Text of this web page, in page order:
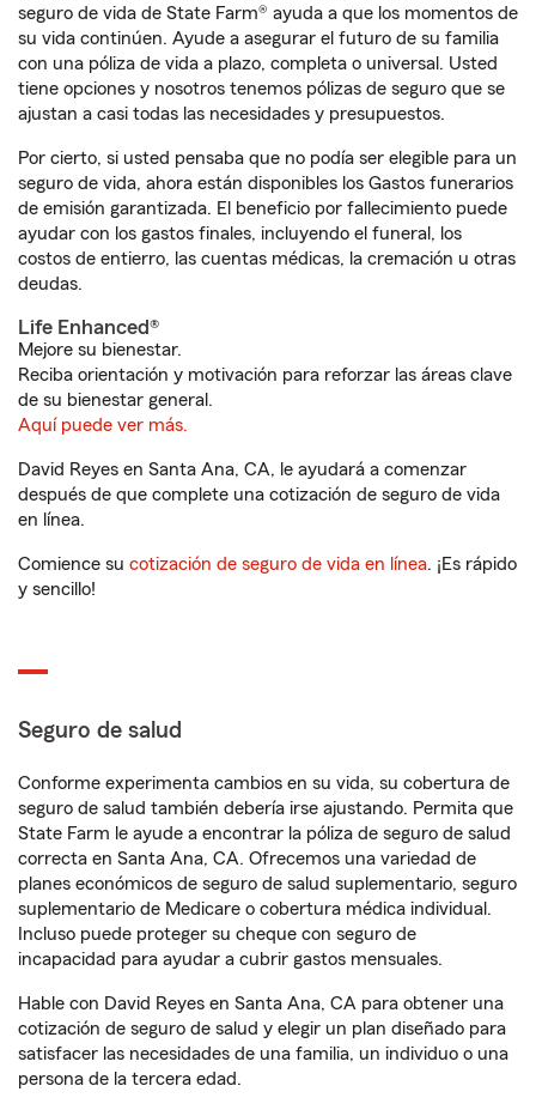
seguro de vida de State Farm® ayuda a que los momentos de
su vida continúen. Ayude a asegurar el futuro de su familia
con una póliza de vida a plazo, completa o universal. Usted
tiene opciones y nosotros tenemos pólizas de seguro que se
ajustan a casi todas las necesidades y presupuestos.
Por cierto, si usted pensaba que no podía ser elegible para un
seguro de vida, ahora están disponibles los Gastos funerarios
de emisión garantizada. El beneficio por fallecimiento puede
ayudar con los gastos finales, incluyendo el funeral, los
costos de entierro, las cuentas médicas, la cremación u otras
deudas.
Life Enhanced®
Mejore su bienestar.
Reciba orientación y motivación para reforzar las áreas clave
de su bienestar general.
Aquí puede ver más.
David Reyes en Santa Ana, CA, le ayudará a comenzar
después de que complete una cotización de seguro de vida
en línea.
Comience su cotización de seguro de vida en línea. ¡Es rápido
y sencillo!
Seguro de salud
Conforme experimenta cambios en su vida, su cobertura de
seguro de salud también debería irse ajustando. Permita que
State Farm le ayude a encontrar la póliza de seguro de salud
correcta en Santa Ana, CA. Ofrecemos una variedad de
planes económicos de seguro de salud suplementario, seguro
suplementario de Medicare o cobertura médica individual.
Incluso puede proteger su cheque con seguro de
incapacidad para ayudar a cubrir gastos mensuales.
Hable con David Reyes en Santa Ana, CA para obtener una
cotización de seguro de salud y elegir un plan diseñado para
satisfacer las necesidades de una familia, un individuo o una
persona de la tercera edad.